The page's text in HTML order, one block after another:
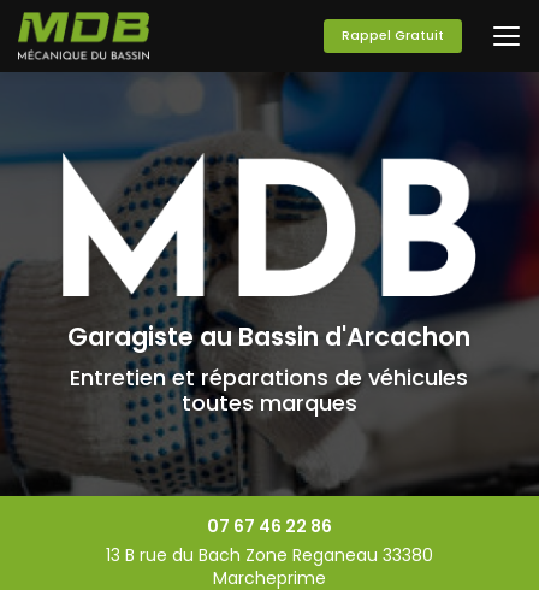
Aller
au
contenu
principal
Rappel Gratuit
Garagiste au Bassin d'Arcachon
Entretien et réparations de véhicules
toutes marques
07 67 46 22 86
13 B rue du Bach Zone Reganeau 33380
Marcheprime